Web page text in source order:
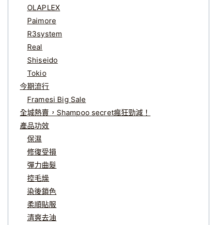
OLAPLEX
Paimore
R3system
Real
Shiseido
Tokio
今期流行
Framesi Big Sale
全城熱賣，Shampoo secret瘋狂勁減！
產品功效
保濕
修復受損
彈力曲髮
控毛燥
染後鎖色
柔順貼服
清爽去油